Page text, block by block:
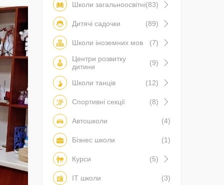
Школи загальноосвітні(83)
Дитячі садочки (89)
Школи іноземних мов
(7)
Центри розвитку
дитини
(9)
Школи танців (12)
Спортивні секції (8)
Автошколи (4)
Бізнес школи (1)
Курси (5)
IT школи (3)